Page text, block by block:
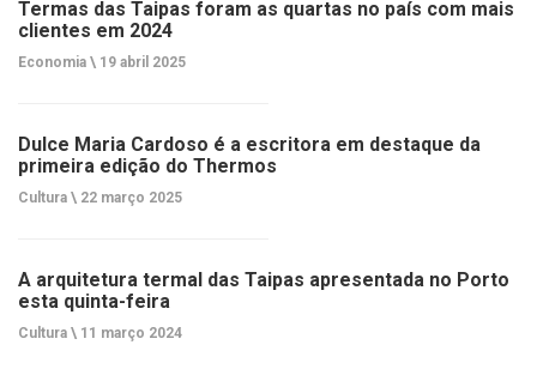
Termas das Taipas foram as quartas no país com mais
clientes em 2024
Economia \ 19 abril 2025
Dulce Maria Cardoso é a escritora em destaque da
primeira edição do Thermos
Cultura \ 22 março 2025
A arquitetura termal das Taipas apresentada no Porto
esta quinta-feira
Cultura \ 11 março 2024